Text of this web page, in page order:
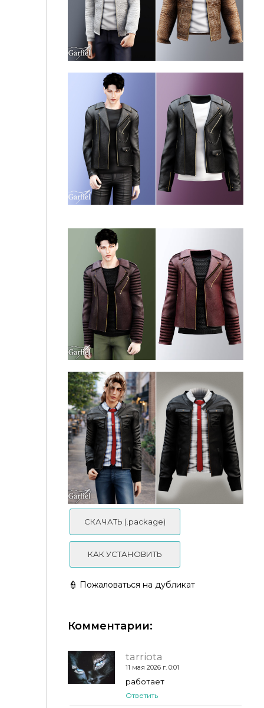
Garfiel - Adult - Snakeskin zip jacket with sleek
collarless silhouette
Garfiel - Adult - Classic leather jacket with modern
fitted silhouette
Adult - Burgundy biker jacket with quilted sleeves
and zippers
and tie
СКАЧАТЬ (.package)
КАК УСТАНОВИТЬ
👮 Пожаловаться на дубликат
Комментарии:
tarriota
11 мая 2026 г. 0:01
работает
Ответить